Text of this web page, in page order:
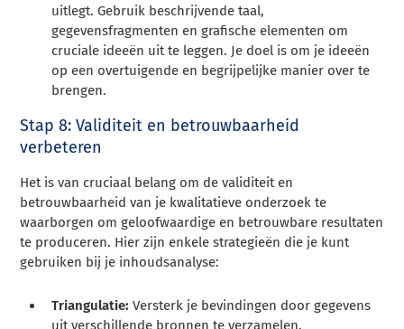
uitlegt. Gebruik beschrijvende taal,
gegevensfragmenten en grafische elementen om
cruciale ideeën uit te leggen. Je doel is om je ideeën
op een overtuigende en begrijpelijke manier over te
brengen.
Stap 8: Validiteit en betrouwbaarheid
verbeteren
Het is van cruciaal belang om de validiteit en
betrouwbaarheid van je kwalitatieve onderzoek te
waarborgen om geloofwaardige en betrouwbare resultaten
te produceren. Hier zijn enkele strategieën die je kunt
gebruiken bij je inhoudsanalyse:
Triangulatie:Versterk je bevindingen door gegevens
uit verschillende bronnen te verzamelen,